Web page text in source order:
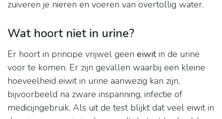
zuiveren je nieren en voeren van overtollig water.
Wat hoort niet in urine?
Er hoort in principe vrijwel geen eiwitin de urine
voor te komen. Er zijn gevallen waarbij een kleine
hoeveelheid eiwit in urine aanwezig kan zijn,
bijvoorbeeld na zware inspanning, infectie of
medicijngebruik. Als uit de test blijkt dat veel eiwit in